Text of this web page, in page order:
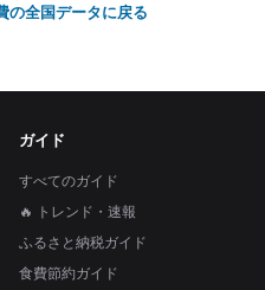
の全国データに戻る
ガイド
すべてのガイド
🔥 トレンド・速報
ふるさと納税ガイド
食費節約ガイド